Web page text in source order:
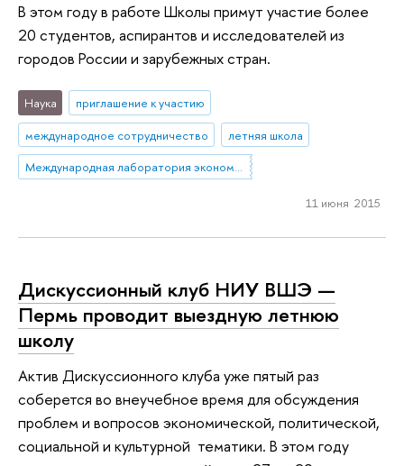
В этом году в работе Школы примут участие более
20 студентов, аспирантов и исследователей из
городов России и зарубежных стран.
Наука
приглашение к участию
международное сотрудничество
летняя школа
Международная лаборатория экономики нематериальных активов
11 июня 2015
Дискуссионный клуб НИУ ВШЭ —
Пермь проводит выездную летнюю
школу
Актив Дискуссионного клуба уже пятый раз
соберется во внеучебное время для обсуждения
проблем и вопросов экономической, политической,
социальной и культурной тематики. В этом году